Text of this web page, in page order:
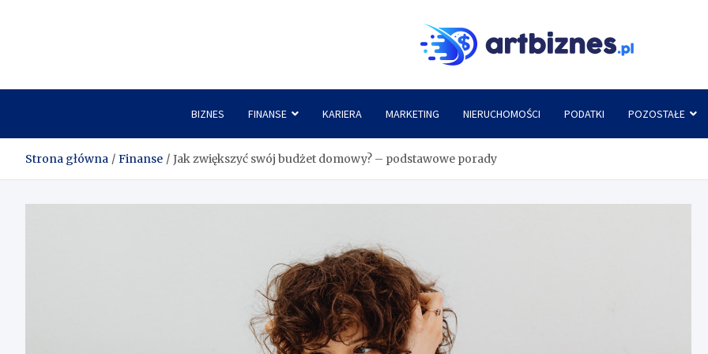
BIZNES FINANSE KARIERA MARKETING NIERUCHOMOŚCI PODATKI POZOSTAŁE
Strona główna Finanse Jak zwiększyć swój budżet domowy? – podstawowe porady